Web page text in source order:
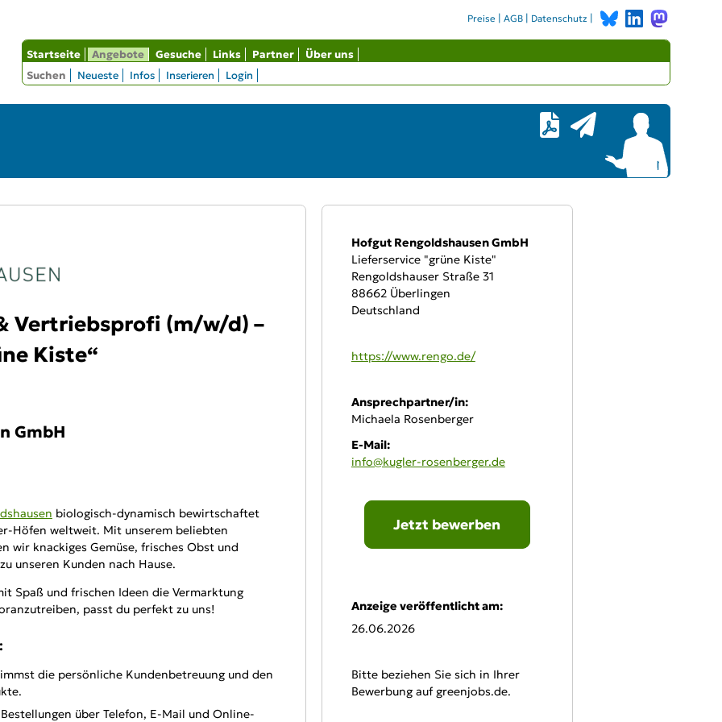
Preise |AGB | Datenschutz |
Startseite
Angebote
Suchen
Neueste Infos Inserieren Login
Gesuche Links Partner Über uns
Vertriebsprofi (m/w/d) –
Kiste“
GmbH
biologisch-dynamisch bewirtschaftet
Höfen weltweit. Mit unserem beliebten
wir knackiges Gemüse, frisches Obst und
unseren Kunden nach Hause.
Spaß und frischen Ideen die Vermarktung
passt du perfekt zu uns!
die persönliche Kundenbetreuung und den
über Telefon, E-Mail und Online-
Anbieter:
Hofgut Rengoldshausen GmbH
Lieferservice "grüne Kiste"
Rengoldshauser Straße 31
88662 Überlingen
Deutschland
WWW:
https://www.rengo.de/
Ansprechpartner/in:
Michaela Rosenberger
E-Mail:
info@kugler-rosenberger.de
Online-Bewerbung:
Jetzt bewerben
Anzeige veröffentlicht am:
26.06.2026
Bitte beziehen Sie sich in Ihrer
Bewerbung auf greenjobs.de.